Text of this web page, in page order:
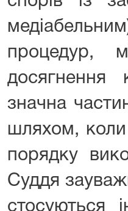
процедур,
досягнення
значна
шляхом,
порядку
Суддя
стосуються